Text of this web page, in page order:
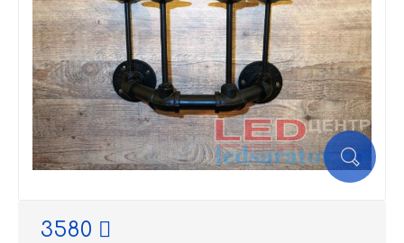
3580